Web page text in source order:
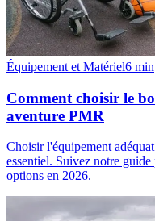
Équipement et Matériel6 min
Comment choisir le
aventure PMR
Choisir l'équipement
essentiel. Suivez notre
options en 2026.